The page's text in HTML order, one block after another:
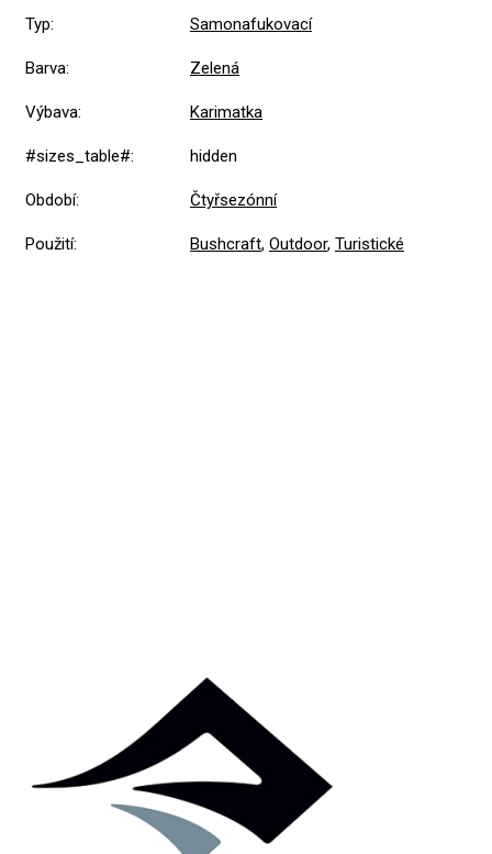
Typ: Samonafukovací
Barva: Zelená
Výbava: Karimatka
#sizes_table#: hidden
Období: Čtyřsezónní
Použití: Bushcraft, Outdoor, Turistické